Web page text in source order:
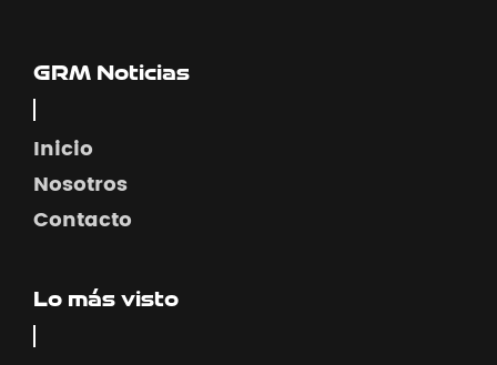
GRM Noticias
Inicio
Nosotros
Contacto
Lo más visto